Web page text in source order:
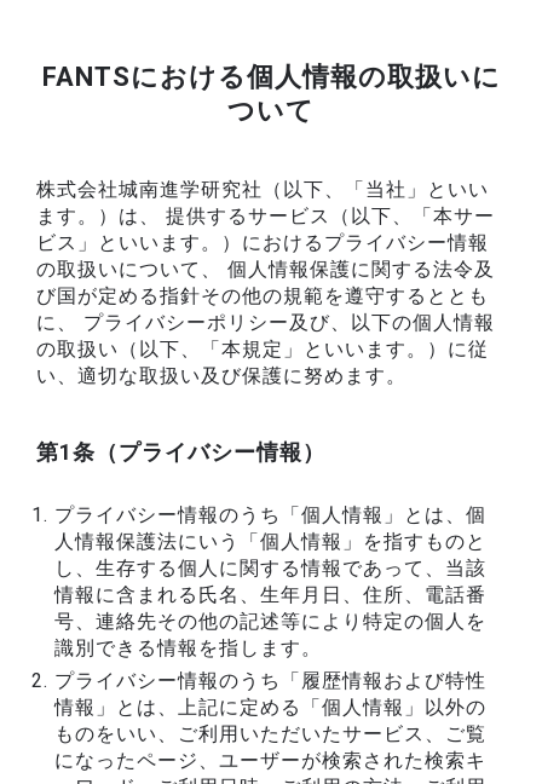
FANTSにおける個人情報の取扱いに
ついて
株式会社城南進学研究社（以下、「当社」といい
ます。）は、 提供するサービス（以下、「本サー
ビス」といいます。）におけるプライバシー情報
の取扱いについて、 個人情報保護に関する法令及
び国が定める指針その他の規範を遵守するととも
に、 プライバシーポリシー及び、以下の個人情報
の取扱い（以下、「本規定」といいます。）に従
い、適切な取扱い及び保護に努めます。
第1条（プライバシー情報）
プライバシー情報のうち「個人情報」とは、個
人情報保護法にいう「個人情報」を指すものと
し、生存する個人に関する情報であって、当該
情報に含まれる氏名、生年月日、住所、電話番
号、連絡先その他の記述等により特定の個人を
識別できる情報を指します。
プライバシー情報のうち「履歴情報および特性
情報」とは、上記に定める「個人情報」以外の
ものをいい、ご利用いただいたサービス、ご覧
になったページ、ユーザーが検索された検索キ